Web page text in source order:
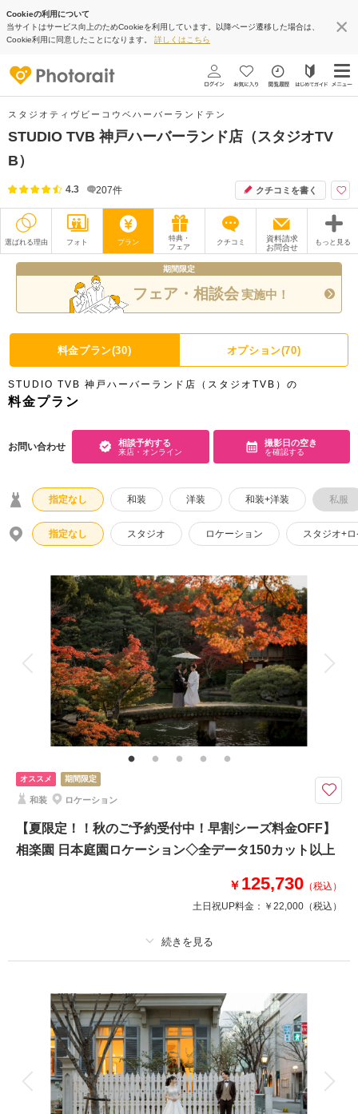
Cookieの利用について
当サイトはサービス向上のためCookieを利用しています。以降ページ遷移した場合は、
Cookie利用に同意したことになります。 詳しくはこちら
スタジオティヴビーコウベハーバーランドテン
STUDIO TVB 神戸ハーバーランド店（スタジオTV
B）
4.3 207件 クチコミを書く
選ばれる理由 フォト プラン
特典・
フェア
クチコミ
資料請求
お問合せ
もっと見る
ムービー
オプション ブログ
アクセス/TEL スタジオトップ
こだわりポイント
夜景での撮影 ペットと撮影
海での撮影 豊富なドレス
庭園での撮影 3万円以下のプラン
マタニティフォト
豊富なカラードレス
スタジオでの撮影
豊富な色打掛・着物
家族・友人と撮影
チャペルでの撮影
期間限定
フェア・相談会 実施中！
料金プラン(30) オプション(70)
STUDIO TVB 神戸ハーバーランド店（スタジオTVB）の
料金プラン
お問い合わせ 相談予約する
来店・オンライン
撮影日の空き
を確認する
指定なし 和装 洋装 和装+洋装 私服
指定なし スタジオ ロケーション スタジオ+
オススメ 期間限定
和装 ロケーション
【夏限定！！秋のご予約受付中！早割シーズ料金OFF】
相楽園 日本庭園ロケーション◇全データ150カット以上
￥ 125,730 （税込）
土日祝UP料金： ￥22,000 （税込）
撮影料 新郎衣装1着
着付け ヘアメイク 小物一式
アルバム 20 P データ 150 カット 台紙付写真
衣装追加 会食 挙式
家族と撮影 家族用衣装レンタル ペットと撮影